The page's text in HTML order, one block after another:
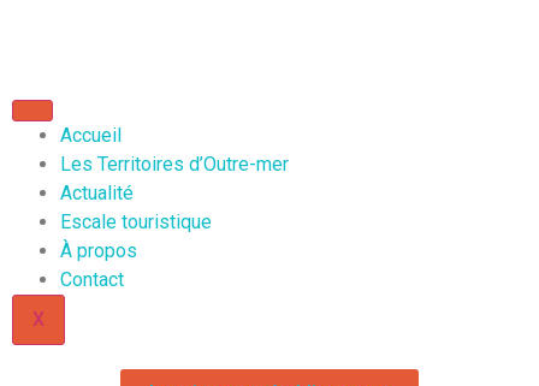
Accueil
Les Territoires d’Outre-mer
Actualité
Escale touristique
À propos
Contact
X